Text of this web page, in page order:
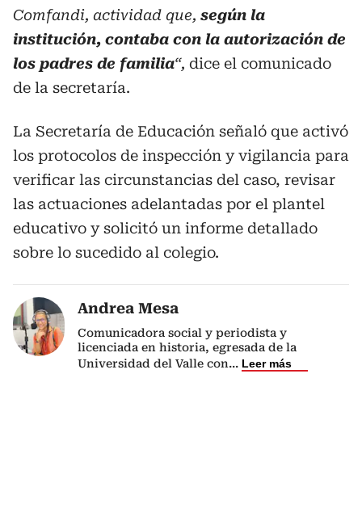
Comfandi, actividad que, según la
institución, contaba con la autorización de
los padres de familia“, dice el comunicado
de la secretaría.
La Secretaría de Educación señaló que activó
los protocolos de inspección y vigilancia para
verificar las circunstancias del caso, revisar
las actuaciones adelantadas por el plantel
educativo y solicitó un informe detallado
sobre lo sucedido al colegio.
Andrea Mesa
Comunicadora social y periodista y
licenciada en historia, egresada de la
Universidad del Valle con... Leer más